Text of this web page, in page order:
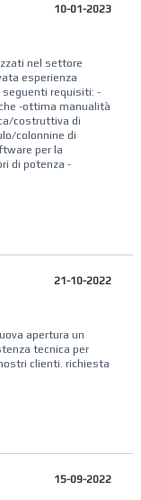
10-01-2023
nel settore
esperienza
seguenti requisiti: -
-ottima manualità
costruttiva di
colonnine di
per la
di potenza -
21-10-2022
apertura un
tecnica per
clienti. richiesta
15-09-2022